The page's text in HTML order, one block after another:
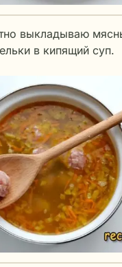
выкладываю
в кипящий суп.